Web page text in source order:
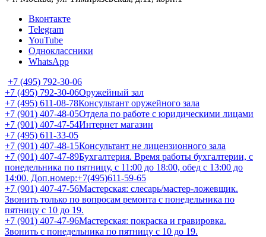
Вконтакте
Telegram
YouTube
Одноклассники
WhatsApp
+7 (495) 792-30-06
+7 (495) 792-30-06Оружейный зал
+7 (495) 611-08-78Консультант оружейного зала
+7 (901) 407-48-05Отдела по работе с юридическими лицами
+7 (901) 407-47-54Интернет магазин
+7 (495) 611-33-05
+7 (901) 407-48-15Консультант не лицензионного зала
+7 (901) 407-47-89Бухгалтерия. Время работы бухгалтерии, с
понедельника по пятницу, с 11:00 до 18:00, обед с 13:00 до
14:00. Доп.номер:+7(495)611-59-65
+7 (901) 407-47-56Мастерская: слесарь/мастер-ложевщик.
Звонить только по вопросам ремонта с понедельника по
пятницу с 10 до 19.
+7 (901) 407-47-96Мастерская: покраска и гравировка.
Звонить с понедельника по пятницу с 10 до 19.